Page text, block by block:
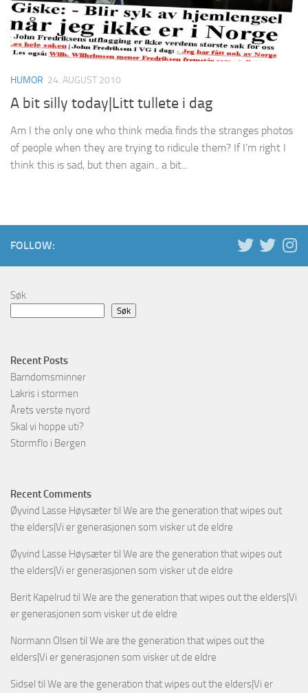
HUMOR 24. AUGUST 2010
A bit silly today|Litt tullete i dag
Am I the only one who think media finds the stranges photos
of people when they are trying to ridicule them? If I’m right I
think this is sad, but then again.. a bit...
FOLLOW:
Søk
Søk
Recent Posts
Barndomsminner
Lakris i stormen
Årets verste nyord
Skal vi hoppe uti?
Stormflo i Bergen
Recent Comments
Øyvind Lasse Høysætertil We are the generation that wipes out
the elders|Vi er generasjonen som visker ut de eldre
Øyvind Lasse Høysætertil We are the generation that wipes out
the elders|Vi er generasjonen som visker ut de eldre
Berit Kapelrud til We are the generation that wipes out the elders|Vi
er generasjonen som visker ut de eldre
Normann Olsen til We are the generation that wipes out the
elders|Vi er generasjonen som visker ut de eldre
Sidsel til We are the generation that wipes out the elders|Vi er